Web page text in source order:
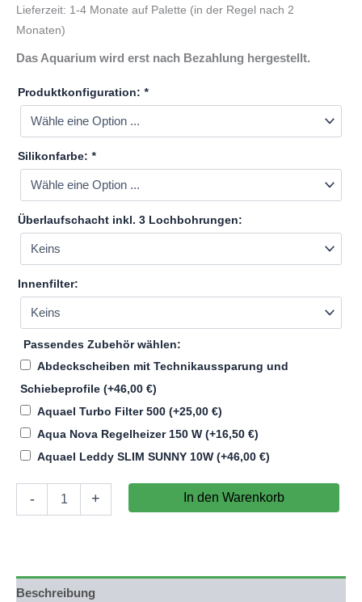
Lieferzeit: 1-4 Monate auf Palette (in der Regel nach 2
Monaten)
Das Aquarium wird erst nach Bezahlung hergestellt.
Produktkonfiguration: *
Silikonfarbe: *
Überlaufschacht inkl. 3 Lochbohrungen:
Innenfilter:
Passendes Zubehör wählen:
Abdeckscheiben mit Technikaussparung und
Schiebeprofile (+46,00 €)
Aquael Turbo Filter 500 (+25,00 €)
Aqua Nova Regelheizer 150 W (+16,50 €)
Aquael Leddy SLIM SUNNY 10W (+46,00 €)
-
60x60x30cm
Lager)
+ In den Warenkorb
Beschreibung